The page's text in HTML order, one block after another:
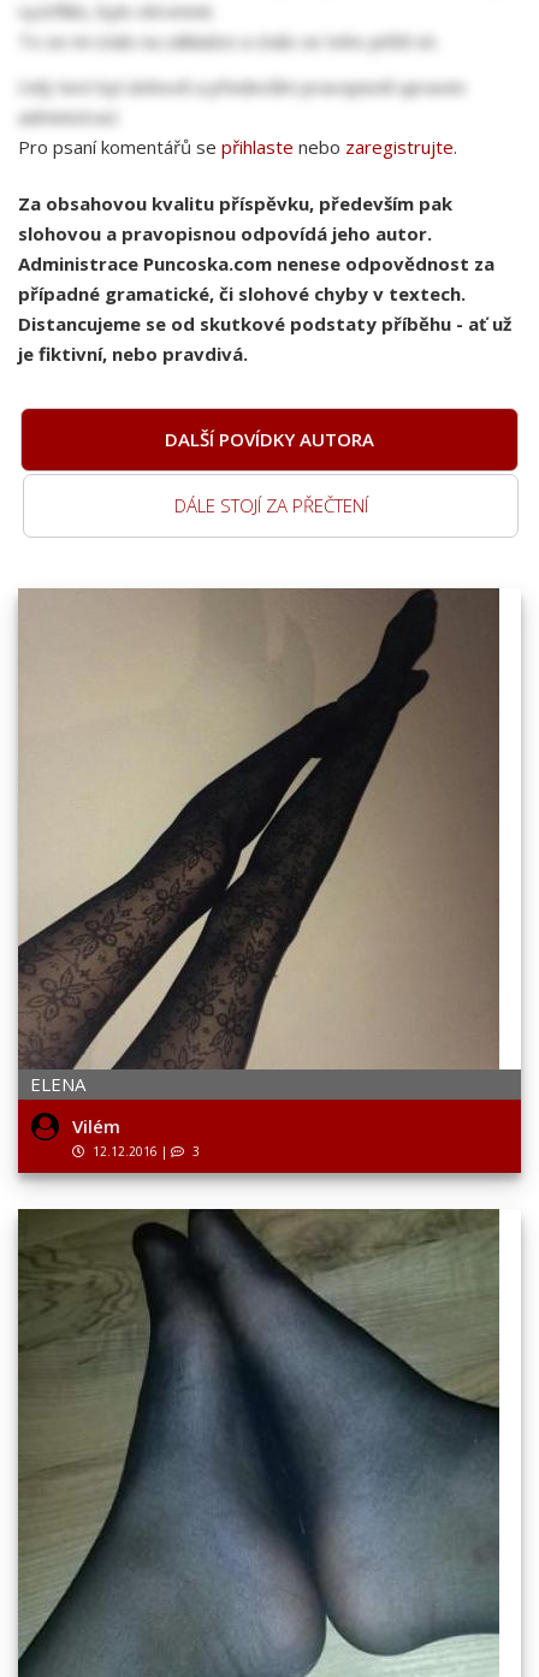
vystříklo, bylo ohromné.
To se mi stalo na základce a stalo se toho ještě víc.
Celý text byl slohově a především pravopisně upraven
administrací.
Pro psaní komentářů se přihlaste nebo zaregistrujte.
Za obsahovou kvalitu příspěvku, především pak
slohovou a pravopisnou odpovídá jeho autor.
Administrace Puncoska.com nenese odpovědnost za
případné gramatické, či slohové chyby v textech.
Distancujeme se od skutkové podstaty příběhu - ať už
je fiktivní, nebo pravdivá.
DALŠÍ POVÍDKY AUTORA
DÁLE STOJÍ ZA PŘEČTENÍ
ELENA
Vilém
12.12.2016 | 3